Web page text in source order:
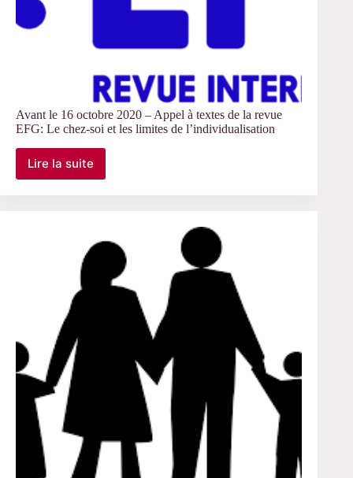
Avant le 16 octobre 2020 – Appel à textes de la revue
EFG: Le chez-soi et les limites de l’individualisation
Lire la suite
Avant
Appel
textes
de
la
revue
EFG:
Le
chez-
soi
et
les
limites
l’individualisation